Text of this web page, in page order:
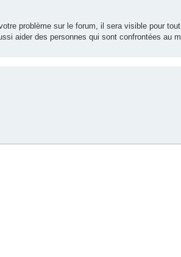
problème sur le forum, il sera visible pour
aider des personnes qui sont confrontées au